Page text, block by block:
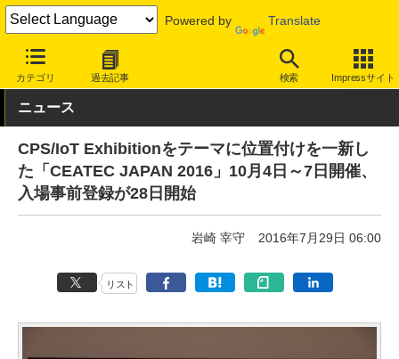
Powered by Translate
カテゴリ 過去記事 検索 Impressサイト
INTERNET Watch イベント CEATEC JAPAN
ニュース
CPS/IoT Exhibitionをテーマに位置付けを一新し
た「CEATEC JAPAN 2016」10月4日～7日開催、
入場事前登録が28日開始
岩崎 宰守 2016年7月29日 06:00
リスト